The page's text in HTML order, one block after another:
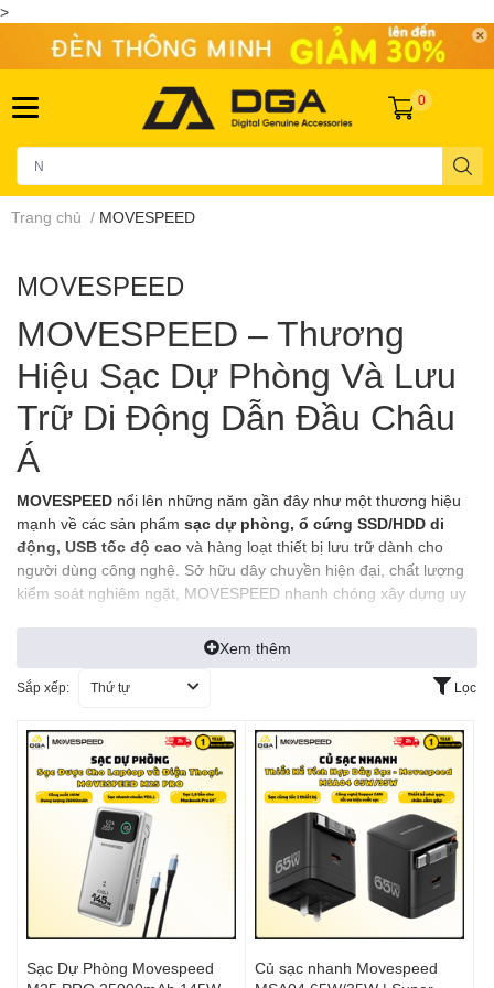
>
0
Trang chủ / MOVESPEED
MOVESPEED
MOVESPEED – Thương
Hiệu Sạc Dự Phòng Và Lưu
Trữ Di Động Dẫn Đầu Châu
Á
MOVESPEED nổi lên những năm gần đây như một thương hiệu
mạnh về các sản phẩm sạc dự phòng, ổ cứng SSD/HDD di
động, USB tốc độ cao và hàng loạt thiết bị lưu trữ dành cho
người dùng công nghệ. Sở hữu dây chuyền hiện đại, chất lượng
kiểm soát nghiêm ngặt, MOVESPEED nhanh chóng xây dựng uy
Xuất xứ thương hiệu
MOVESPEED – Bảo chứng về
Xem thêm
Sắp xếp: Thứ tự Lọc
Sạc Dự Phòng Movespeed
Củ sạc nhanh Movespeed